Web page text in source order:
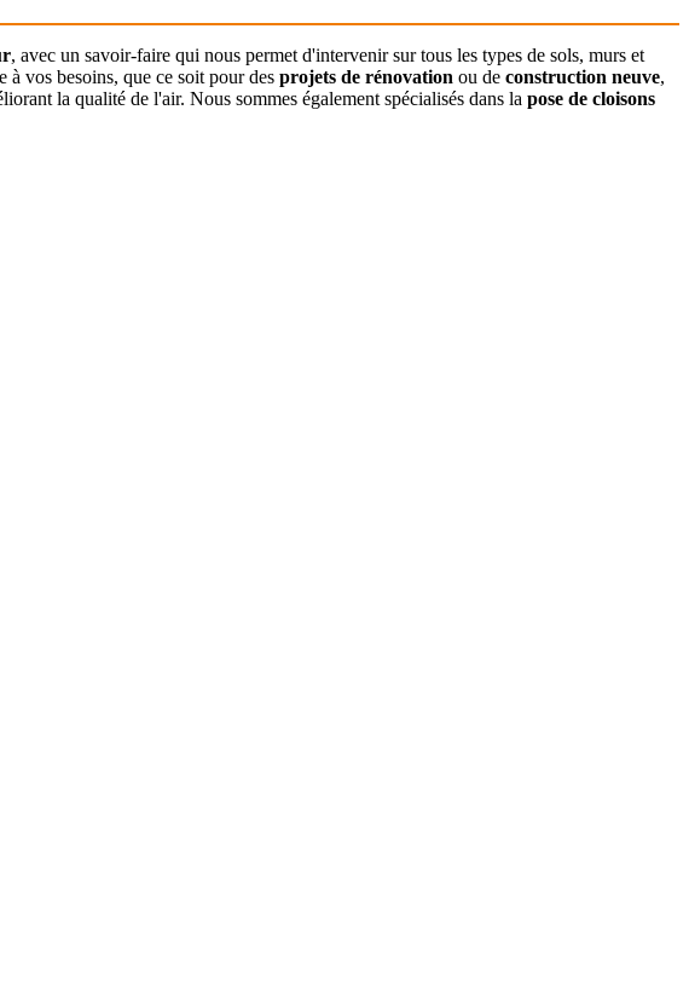
, avec un savoir-faire qui nous permet d'intervenir sur tous les types de sols, murs et
à vos besoins, que ce soit pour des projets de rénovation ou de construction neuve,
la qualité de l'air. Nous sommes également spécialisés dans la pose de cloisons